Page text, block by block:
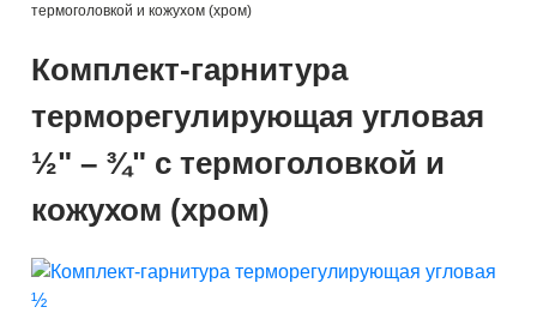
термоголовкой и кожухом (хром)
Комплект-гарнитура
терморегулирующая угловая
½" – ¾" с термоголовкой и
кожухом (хром)